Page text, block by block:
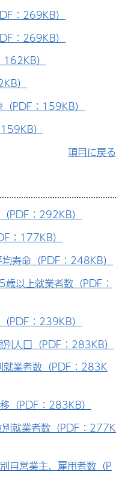
：269KB）
：269KB）
）
）
PDF：159KB）
）
項目に戻る
PDF：292KB）
：177KB）
寿命（PDF：248KB）
以上就業者数（PDF：
PDF：239KB）
人口（PDF：283KB）
就業者数（PDF：283K
（PDF：283KB）
就業者数（PDF：277K
自営業主、雇用者数（P